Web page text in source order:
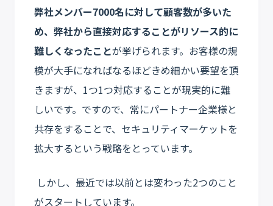
弊社メンバー7000名に対して顧客数が多いた
め、弊社から直接対応することがリソース的に
難しくなったことが挙げられます。お客様の規
模が大手になればなるほどきめ細かい要望を頂
きますが、1つ1つ対応することが現実的に難
しいです。ですので、常にパートナー企業様と
共存をすることで、セキュリティマーケットを
拡大するという戦略をとっています。
しかし、最近では以前とは変わった2つのこと
がスタートしています。